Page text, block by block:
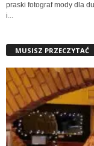
praski fotograf mody dla
i...
MUSISZ PRZECZYTAĆ